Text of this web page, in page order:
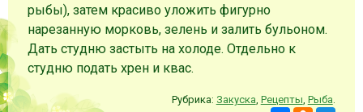
рыбы), затем красиво уложить фигурно
нарезанную морковь, зелень и залить бульоном.
Дать студню застыть на холоде. Отдельно к
студню подать хрен и квас.
Рубрика: Закуска Рецепты Рыба